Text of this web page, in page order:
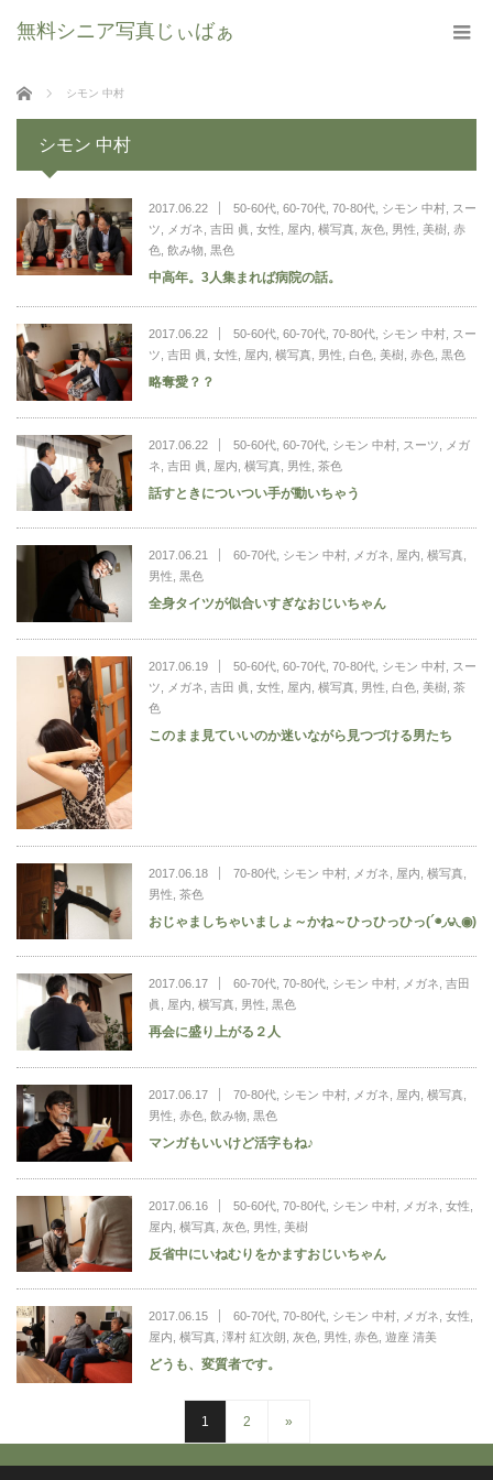
無料シニア写真じぃばぁ
ホーム シモン 中村
シモン 中村
2017.06.22 50-60代, 60-70代, 70-80代, シモン 中村,
スー
ツ
メガネ 吉田 眞 女性 屋内 横写真 灰色 男性 美樹
赤
色 飲み物 黒色
中高年。3人集まれば病院の話。
2017.06.22 50-60代, 60-70代, 70-80代, シモン 中村,
スー
ツ 吉田 眞 女性 屋内 横写真 男性 白色 美樹 赤色 黒色
略奪愛？？
2017.06.22 50-60代, 60-70代, シモン 中村, スーツ
メガ
ネ 吉田 眞 屋内 横写真 男性 茶色
話すときについつい手が動いちゃう
2017.06.21 60-70代, シモン 中村, メガネ 屋内 横写真
男性 黒色
全身タイツが似合いすぎなおじいちゃん
2017.06.19 50-60代, 60-70代, 70-80代, シモン 中村,
スー
ツ
メガネ 吉田 眞 女性 屋内 横写真 男性 白色 美樹
茶
色
このまま見ていいのか迷いながら見つづける男たち
2017.06.18 70-80代, シモン 中村, メガネ 屋内 横写真
男性 茶色
おじゃましちゃいましょ～かね～ひっひっひっ(´◉◞౪◟◉)
2017.06.17 60-70代, 70-80代, シモン 中村, メガネ 吉田
眞
屋内 横写真 男性 黒色
再会に盛り上がる２人
2017.06.17 70-80代, シモン 中村, メガネ 屋内 横写真
男性 赤色 飲み物 黒色
マンガもいいけど活字もね♪
2017.06.16 50-60代, 70-80代, シモン 中村, メガネ 女性
屋内 横写真 灰色 男性 美樹
反省中にいねむりをかますおじいちゃん
2017.06.15 60-70代, 70-80代, シモン 中村, メガネ 女性
屋内 横写真 澤村 紅次朗 灰色 男性 赤色 遊座 清美
どうも、変質者です。
1 2 »